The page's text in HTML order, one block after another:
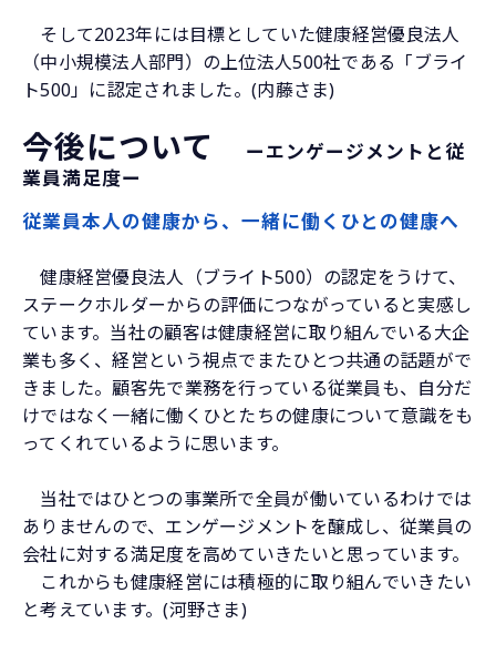
そして2023年には目標としていた健康経営優良法人
（中小規模法人部門）の上位法人500社である「ブライ
ト500」に認定されました。(内藤さま)
今後について
ーエンゲージメントと従
業員満足度ー
従業員本人の健康から、一緒に働くひとの健康へ
健康経営優良法人（ブライト500）の認定をうけて、
ステークホルダーからの評価につながっていると実感し
ています。当社の顧客は健康経営に取り組んでいる大企
業も多く、経営という視点でまたひとつ共通の話題がで
きました。顧客先で業務を行っている従業員も、自分だ
けではなく一緒に働くひとたちの健康について意識をも
ってくれているように思います。
当社ではひとつの事業所で全員が働いているわけでは
ありませんので、エンゲージメントを醸成し、従業員の
会社に対する満足度を高めていきたいと思っています。
これからも健康経営には積極的に取り組んでいきたい
と考えています。(河野さま)